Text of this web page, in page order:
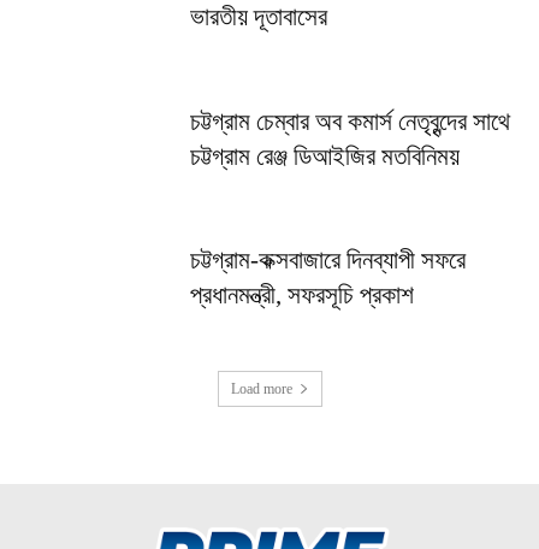
ভারতীয় দূতাবাসের
চট্টগ্রাম চেম্বার অব কমার্স নেতৃবৃন্দের সাথে
চট্টগ্রাম রেঞ্জ ডিআইজির মতবিনিময়
চট্টগ্রাম-কক্সবাজারে দিনব্যাপী সফরে
প্রধানমন্ত্রী, সফরসূচি প্রকাশ
Load more